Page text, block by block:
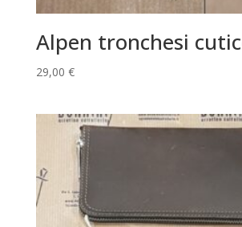
Alpen tronchesi
29,00 €